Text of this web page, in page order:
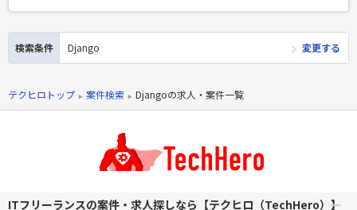
テクヒロトップ 案件検索 Djangoの求人・案件一覧
・PythonまたはPerlを用いた開発経験 ・Djangoまたは
発経験 ・アジャイル開発経験 ・toC向けプロジェクトでの開
発経験
PHPを用いたWebサービスの開発経験4年以上
Laravelを用いた開発経験1年以上
エンジニア複数人のチームでの開発経験
検索条件 Django 変更する
ITフリーランスの案件・求人探しなら【テクヒロ（TechHero）】